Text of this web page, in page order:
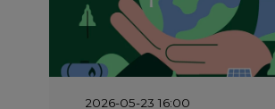
2026-05-23 16:00